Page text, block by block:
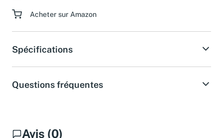
Acheter sur Amazon
Spécifications
Questions fréquentes
Avis (0)